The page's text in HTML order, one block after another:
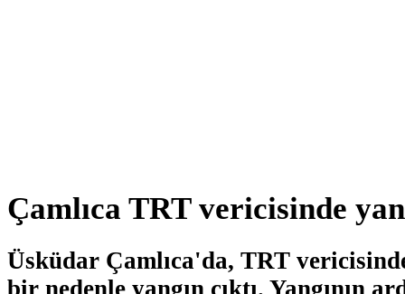
Çamlıca TRT vericisinde
Üsküdar Çamlıca'da, TRT
bir nedenle yangın çıktı. Yangının